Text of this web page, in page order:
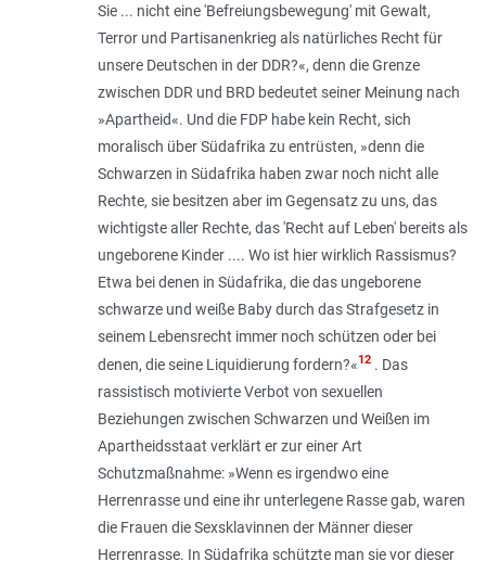
Sie ... nicht eine 'Befreiungsbewegung' mit Gewalt,
Terror und Partisanenkrieg als natürliches Recht für
unsere Deutschen in der DDR?«, denn die Grenze
zwischen DDR und BRD bedeutet seiner Meinung nach
»Apartheid«. Und die FDP habe kein Recht, sich
moralisch über Südafrika zu entrüsten, »denn die
Schwarzen in Südafrika haben zwar noch nicht alle
Rechte, sie besitzen aber im Gegensatz zu uns, das
wichtigste aller Rechte, das 'Recht auf Leben' bereits als
ungeborene Kinder .... Wo ist hier wirklich Rassismus?
Etwa bei denen in Südafrika, die das ungeborene
schwarze und weiße Baby durch das Strafgesetz in
seinem Lebensrecht immer noch schützen oder bei
denen, die seine Liquidierung fordern?«12. Das
rassistisch motivierte Verbot von sexuellen
Beziehungen zwischen Schwarzen und Weißen im
Apartheidsstaat verklärt er zur einer Art
Schutzmaßnahme: »Wenn es irgendwo eine
Herrenrasse und eine ihr unterlegene Rasse gab, waren
die Frauen die Sexsklavinnen der Männer dieser
Herrenrasse. In Südafrika schützte man sie vor dieser